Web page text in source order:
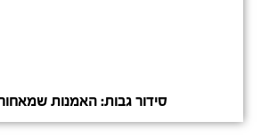
סידור גבות: האמנות